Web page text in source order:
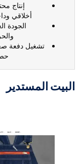
إنتاج
أخلاقي
الجودة
تشغيل دفعة
المستدير